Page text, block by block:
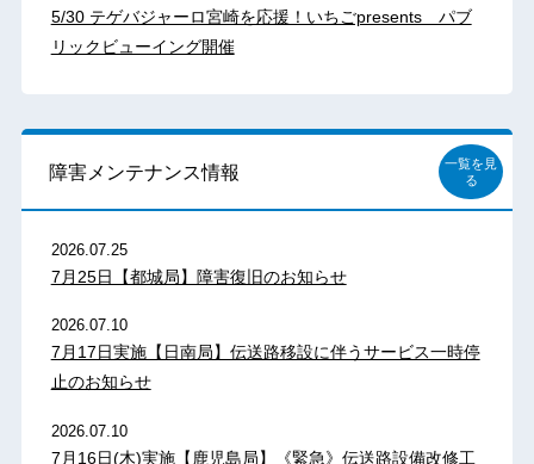
5/30 テゲバジャーロ宮崎を応援！いちごpresents パブ
リックビューイング開催
障害メンテナンス情報
一覧を見
る
2026.07.25
7月25日【都城局】障害復旧のお知らせ
2026.07.10
7月17日実施【日南局】伝送路移設に伴うサービス一時停
止のお知らせ
2026.07.10
7月16日(木)実施【鹿児島局】《緊急》伝送路設備改修工